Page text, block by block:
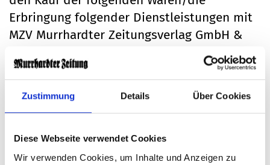
Zustimmung Details Über Cookies
Diese Webseite verwendet Cookies
Wir verwenden Cookies, um Inhalte und Anzeigen zu
Erbringung folgender Dienstleistungen mit
MZV Murrhardter Zeitungsverlag GmbH &
Co. KG, Grabenstraße 23, 71540 Murrhardt,
Tel. 07192/92 90-0, E-Mail:
Abonnement
Print & E-Paper